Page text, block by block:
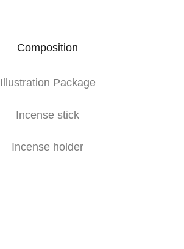
Composition
Illustration Package
Incense stick
Incense holder